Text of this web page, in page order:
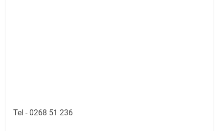
Tel - 0268 51 236